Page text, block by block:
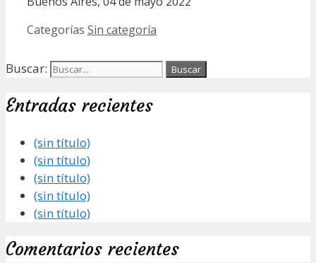
Categorías Sin categoría
Buscar:
Entradas recientes
(sin título)
(sin título)
(sin título)
(sin título)
(sin título)
Comentarios recientes